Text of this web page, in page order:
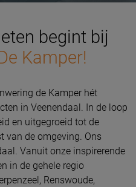
begint bij
Kamper!
de Kamper hét
in Veenendaal. In de loop
en uitgegroeid tot de
van de omgeving. Ons
Vanuit onze inspirerende
in de gehele regio
Renswoude,